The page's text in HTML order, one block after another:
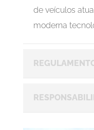
de veículos
moderna